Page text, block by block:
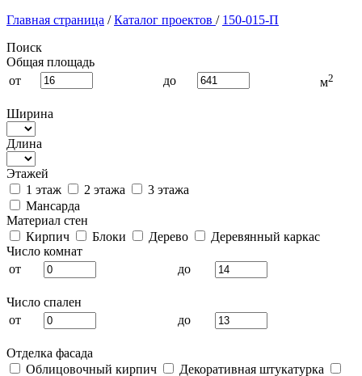
Главная страница / Каталог проектов / 150-015-П
Поиск
Общая площадь
от
до м2
Ширина
Длина
Этажей
1 этаж
2 этажа
3 этажа
Мансарда
Материал стен
Кирпич
Блоки Дерево
Деревянный каркас
Число комнат
от
до
Число спален
от
до
Отделка фасада
Облицовочный кирпич
Декоративная штукатурка